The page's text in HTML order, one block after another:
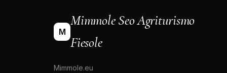
M
Mimmole Seo Agriturismo
Fiesole
Mimmole.eu